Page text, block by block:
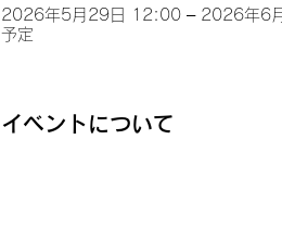
2026年5月29日 12:00 – 2026年6
予定
イベントについて